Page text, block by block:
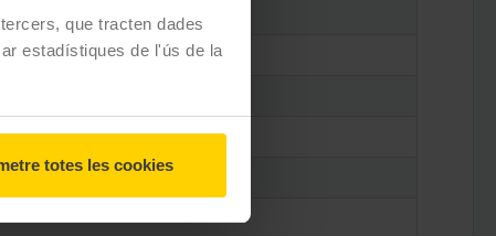
que tracten dades
estadístiques de l'ús de la
totes les cookies